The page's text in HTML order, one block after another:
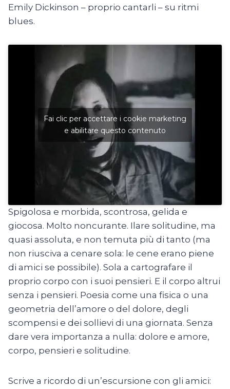
Emily Dickinson – proprio cantarli – su ritmi
blues.
Fai clic per accettare i cookie marketing
e abilitare questo contenuto
Spigolosa e morbida, scontrosa, gelida e
giocosa. Molto noncurante. Ilare solitudine, ma
quasi assoluta, e non temuta più di tanto (ma
non riusciva a cenare sola: le cene erano piene
di amici se possibile). Sola a cartografare il
proprio corpo con i suoi pensieri. E il corpo altrui
senza i pensieri. Poesia come una fisica o una
geometria dell’amore o del dolore, degli
scompensi e dei sollievi di una giornata. Senza
dare vera importanza a nulla: dolore e amore,
corpo, pensieri e solitudine.
Scrive a ricordo di un’escursione con gli amici: